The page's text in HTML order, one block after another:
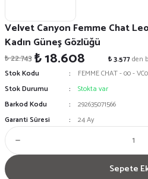
Velvet Canyon Femme Chat
Kadın Güneş Gözlüğü
₺ 22.743₺ 18.608 ₺ 3.577den
Stok Kodu
FEMME CHAT - 00 -
Stok Durumu
Stokta var
Barkod Kodu
292635071566
Garanti Süresi
24 Ay
Sepete